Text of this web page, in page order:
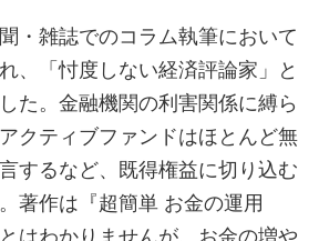
・雑誌でのコラム執筆において
、「忖度しない経済評論家」と
た。金融機関の利害関係に縛ら
クティブファンドはほとんど無
するなど、既得権益に切り込む
著作は『超簡単 お金の運用
はわかりませんが、お金の増や